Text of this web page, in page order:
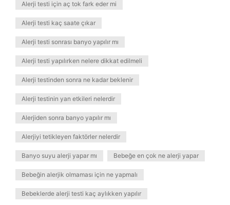
Alerji testi için aç tok fark eder mi
Alerji testi kaç saate çıkar
Alerji testi sonrası banyo yapılır mı
Alerji testi yapılırken nelere dikkat edilmeli
Alerji testinden sonra ne kadar beklenir
Alerji testinin yan etkileri nelerdir
Alerjiden sonra banyo yapılır mı
Alerjiyi tetikleyen faktörler nelerdir
Banyo suyu alerji yapar mı Bebeğe en çok ne alerji yapar
Bebeğin alerjik olmaması için ne yapmalı
Bebeklerde alerji testi kaç aylıkken yapılır